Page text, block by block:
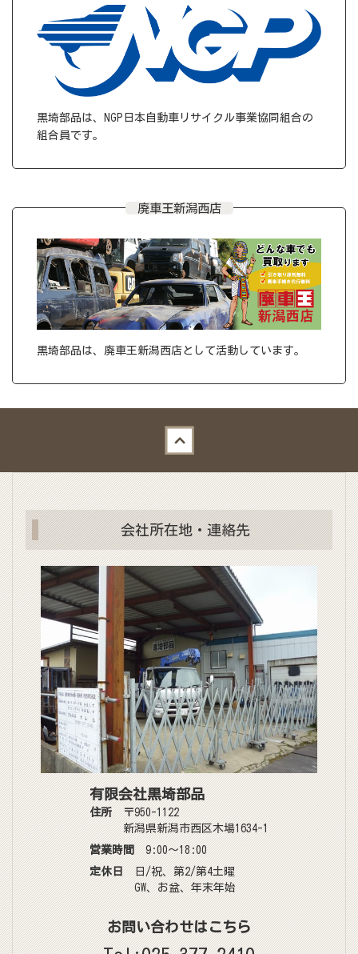
黒埼部品は、NGP日本自動車リサイクル事業協同組合の
組合員です。
廃車王新潟西店
黒埼部品は、廃車王新潟西店として活動しています。
会社所在地・連絡先
有限会社黒埼部品
住所
〒950-1122
新潟県新潟市西区木場1634-1
営業時間
9:00〜18:00
定休日
日/祝、第2/第4土曜
GW、お盆、年末年始
お問い合わせはこちら
Back to top